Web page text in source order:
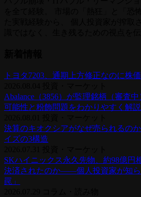
トヨタ7203、通期上方修正なのに株
Abalance（3856）が監理銘柄（審査
可能性と粉飾問題をわかりやすく解説
決算のキオクシアがなぜ売られるの
イズの3構造
SKハイニックス永久先物、約98億円
決済されたのか——個人投資家が知
罠」